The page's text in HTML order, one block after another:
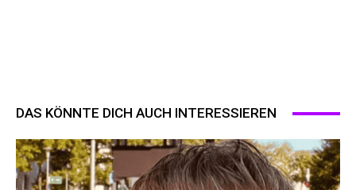
DAS KÖNNTE DICH AUCH INTERESSIEREN